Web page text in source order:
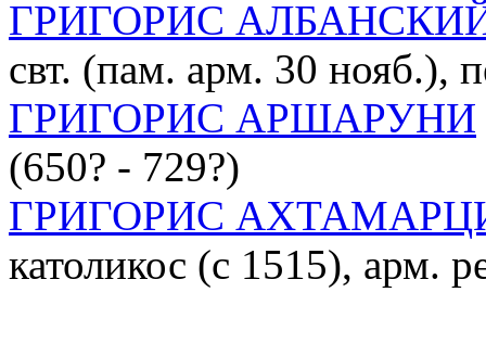
ГРИГОРИС
свт. (пам. арм. 30 нояб.),
ГРИГОРИС АРШАРУНИ
(650? - 729?)
ГРИГОРИС
католикос (с 1515), арм.